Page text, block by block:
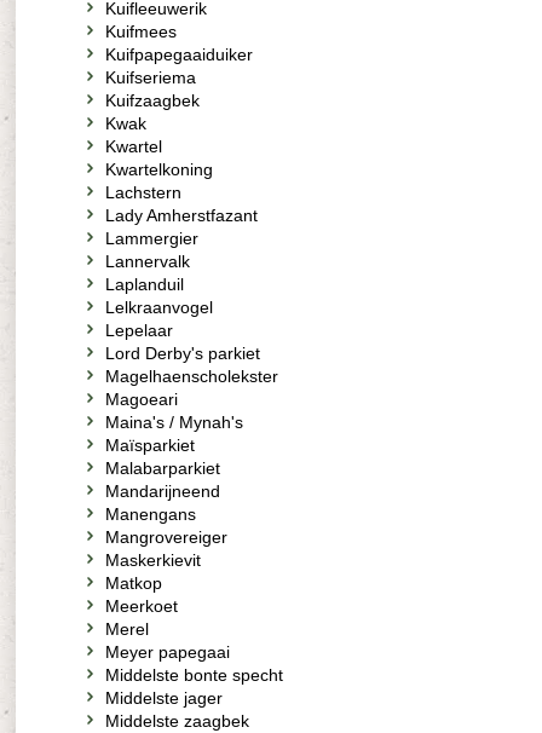
Kuifleeuwerik
Kuifmees
Kuifpapegaaiduiker
Kuifseriema
Kuifzaagbek
Kwak
Kwartel
Kwartelkoning
Lachstern
Lady Amherstfazant
Lammergier
Lannervalk
Laplanduil
Lelkraanvogel
Lepelaar
Lord Derby's parkiet
Magelhaenscholekster
Magoeari
Maina's / Mynah's
Maïsparkiet
Malabarparkiet
Mandarijneend
Manengans
Mangrovereiger
Maskerkievit
Matkop
Meerkoet
Merel
Meyer papegaai
Middelste bonte specht
Middelste jager
Middelste zaagbek